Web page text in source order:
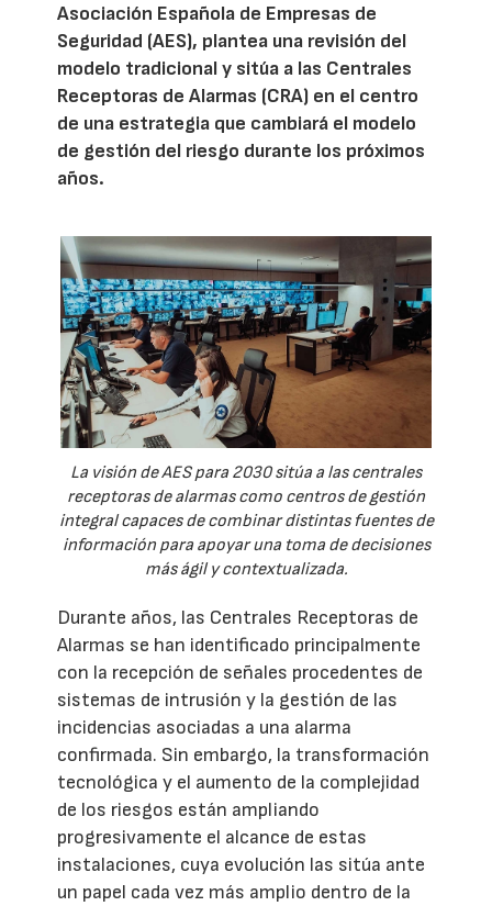
Asociación Española de Empresas de
Seguridad (AES), plantea una revisión del
modelo tradicional y sitúa a las Centrales
Receptoras de Alarmas (CRA) en el centro
de una estrategia que cambiará el modelo
de gestión del riesgo durante los próximos
años.
La visión de AES para 2030 sitúa a las centrales
receptoras de alarmas como centros de gestión
integral capaces de combinar distintas fuentes de
información para apoyar una toma de decisiones
más ágil y contextualizada.
Durante años, las Centrales Receptoras de
Alarmas se han identificado principalmente
con la recepción de señales procedentes de
sistemas de intrusión y la gestión de las
incidencias asociadas a una alarma
confirmada. Sin embargo, la transformación
tecnológica y el aumento de la complejidad
de los riesgos están ampliando
progresivamente el alcance de estas
instalaciones, cuya evolución las sitúa ante
un papel cada vez más amplio dentro de la